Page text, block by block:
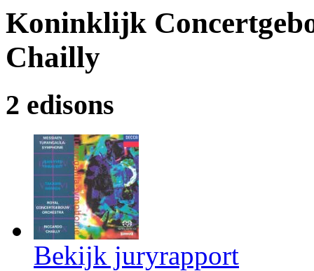
Koninklijk
Chailly
2 edisons
Bekijk juryrapport